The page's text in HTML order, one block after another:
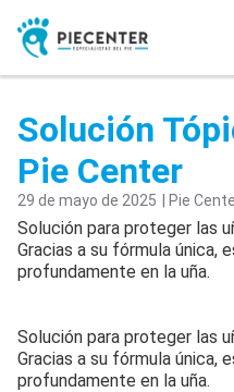
Solución
Pie Center
29 de mayo de 2025 | Pie
Solución para proteger las
Gracias a su fórmula única,
profundamente en la uña.
Solución para proteger las
Gracias a su fórmula única,
profundamente en la uña.